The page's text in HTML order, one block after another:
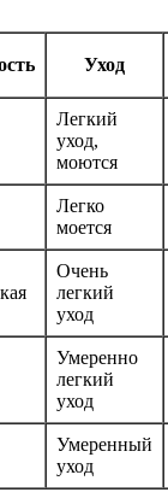
Уход
Легкий
уход,
моются
Легко
моется
Очень
легкий
уход
Умеренно
легкий
уход
Умеренный
уход